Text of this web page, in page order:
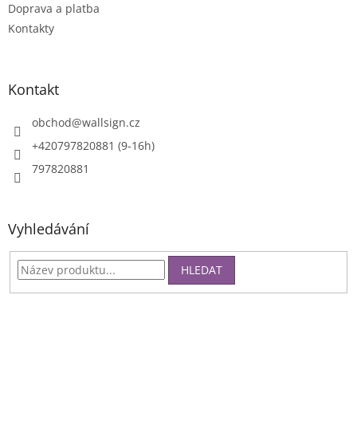
Doprava a platba
Kontakty
Kontakt
obchod@wallsign.cz
+420797820881 (9-16h)
797820881
Vyhledávání
HLEDAT